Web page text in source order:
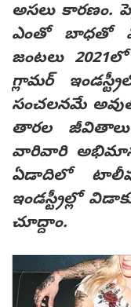
అసలు కారణం.
ఎంతో బాధతో
జంటలు
గ్లామర్
సంచలనమే
తారల
వారివారి
ఏడాదిలో
ఇండస్ట్రీల్లో
చూద్దాం.